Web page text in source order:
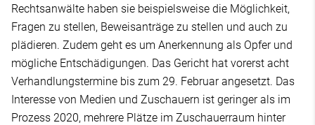
Rechtsanwälte haben sie beispielsweise die Möglichkeit,
Fragen zu stellen, Beweisanträge zu stellen und auch zu
plädieren. Zudem geht es um Anerkennung als Opfer und
mögliche Entschädigungen. Das Gericht hat vorerst acht
Verhandlungstermine bis zum 29. Februar angesetzt. Das
Interesse von Medien und Zuschauern ist geringer als im
Prozess 2020, mehrere Plätze im Zuschauerraum hinter